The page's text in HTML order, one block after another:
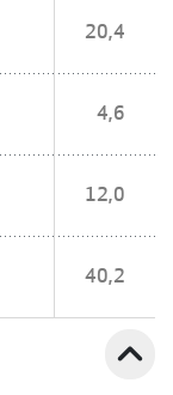
20,4
4,6
12,0
40,2
expand_less